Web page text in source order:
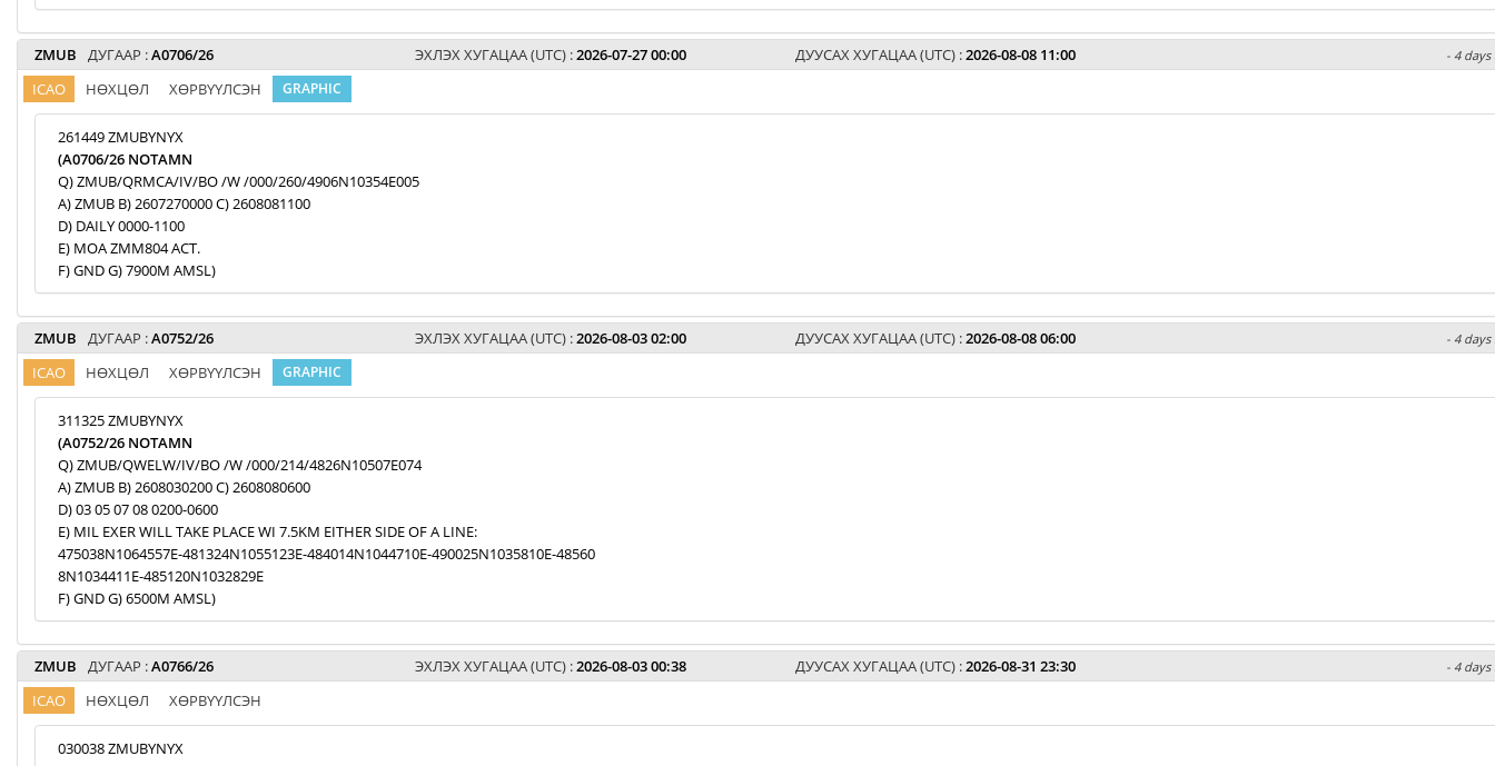
ZMUB ДУГААР :A0706/26 ЭХЛЭХ ХУГАЦАА (UTC) :2026-07-27 00:00 ДУУСАХ ХУГАЦАА (UTC) :2026-08-08 11:00 - 4 days
ICAO НӨХЦӨЛ ХӨРВҮҮЛСЭН GRAPHIC
261449 ZMUBYNYX
(A0706/26 NOTAMN
Q) ZMUB/QRMCA/IV/BO /W /000/260/4906N10354E005
A) ZMUB B) 2607270000 C) 2608081100
D) DAILY 0000-1100
E) MOA ZMM804 ACT.
F) GND G) 7900M AMSL)
ZMUB ДУГААР :A0752/26 ЭХЛЭХ ХУГАЦАА (UTC) :2026-08-03 02:00 ДУУСАХ ХУГАЦАА (UTC) :2026-08-08 06:00 - 4 days
ICAO НӨХЦӨЛ ХӨРВҮҮЛСЭН GRAPHIC
311325 ZMUBYNYX
(A0752/26 NOTAMN
Q) ZMUB/QWELW/IV/BO /W /000/214/4826N10507E074
A) ZMUB B) 2608030200 C) 2608080600
D) 03 05 07 08 0200-0600
E) MIL EXER WILL TAKE PLACE WI 7.5KM EITHER SIDE OF A LINE:
475038N1064557E-481324N1055123E-484014N1044710E-490025N1035810E-48560
8N1034411E-485120N1032829E
F) GND G) 6500M AMSL)
ZMUB ДУГААР :A0766/26 ЭХЛЭХ ХУГАЦАА (UTC) :2026-08-03 00:38 ДУУСАХ ХУГАЦАА (UTC) :2026-08-31 23:30 - 4 days
ICAO НӨХЦӨЛ ХӨРВҮҮЛСЭН
030038 ZMUBYNYX